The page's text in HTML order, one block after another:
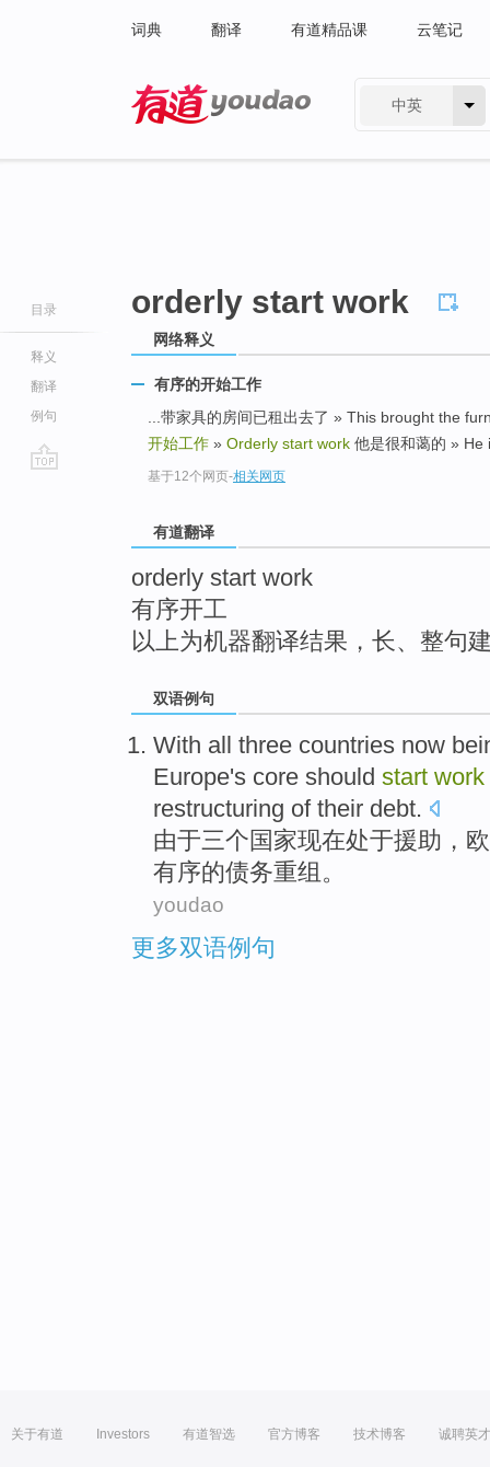
词典 翻译 有道精品课 云笔记
中英
目录
释义
翻译
例句
orderly start work
网络释义
有序的开始工作
...带家具的房间已租出去了 » This brought the
开始工作 » Orderly start work 他是很和蔼的 » He
基于12个网页-相关网页
有道翻译
orderly start work
有序开工
以上为机器翻译结果，长、整句
双语例句
With all three countries now
Europe's core should start work
restructuring oftheir debt.
由于三个国家现在处于援助 ，
有序的债务重组。
youdao
更多双语例句
关于有道 Investors 有道智选 官方博客 技术博客 诚聘英才